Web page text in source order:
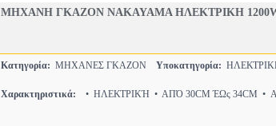
ΜΗΧΑΝΗ ΓΚΑΖΟΝ NAKAYAMA ΗΛΕΚΤΡΙΚΗ
Κατηγορία: ΜΗΧΑΝΕΣ ΓΚΑΖΟΝ Υποκατηγορία:
Χαρακτηριστικά: • ΗΛΕΚΤΡΙΚΉ • ΑΠΌ 30CM ΈΩς 34CM •